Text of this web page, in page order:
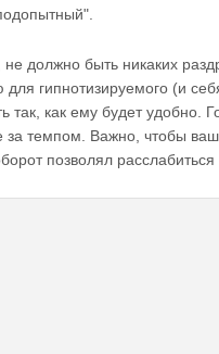
должно быть никаких
гипнотизируемого (и
так, как ему будет удобно.
темпом. Важно, чтобы
позволял